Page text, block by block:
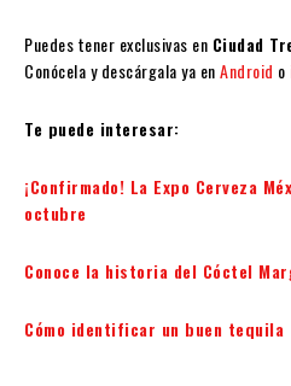
Puedes tener exclusivas en Ciudad
Conócela y descárgala ya enAndroid o
Te puede interesar:
¡Confirmado! La Expo Cerveza
octubre
Conoce la historia del Cóctel
Cómo identificar un buen tequila